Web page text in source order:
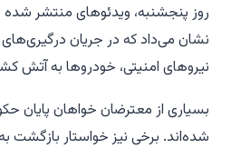
روز پنجشنبه، ویدئوهای منتشر
نشان می‌داد که در جریان
نیروهای امنیتی، خودروها به آتش
بسیاری از معترضان خواهان پایان
شده‌اند. برخی نیز خواستار بازگشت